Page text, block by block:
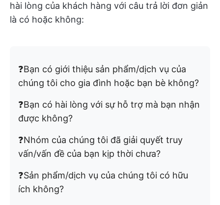
hài lòng của khách hàng với câu trả lời đơn giản
là có hoặc không:
❓Bạn có giới thiệu sản phẩm/dịch vụ của
chúng tôi cho gia đình hoặc bạn bè không?
❓Bạn có hài lòng với sự hỗ trợ mà bạn nhận
được không?
❓Nhóm của chúng tôi đã giải quyết truy
vấn/vấn đề của bạn kịp thời chưa?
❓Sản phẩm/dịch vụ của chúng tôi có hữu
ích không?